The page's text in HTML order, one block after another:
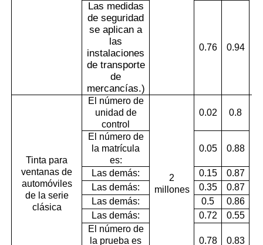
Las medidas
de seguridad
se aplican a
las
instalaciones
de transporte
de
mercancías.)
0.76 0.94
Tinta para
ventanas de
automóviles
de la serie
clásica
El número de
unidad de
control
2
millones
0.02 0.8
El número de
la matrícula
es:
0.05 0.88
Las demás: 0.15
0.87
Las demás:
0.35
0.87
Las demás:
0.5
0.86
Las demás:
0.72
0.55
El número de
la prueba es
0.78 0.83